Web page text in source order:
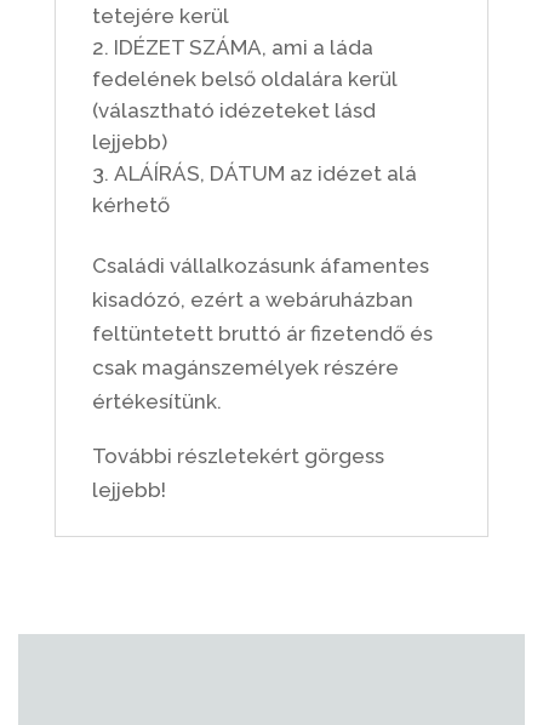
tetejére kerül
IDÉZET SZÁMA, ami a láda
fedelének belső oldalára kerül
(választható idézeteket lásd
lejjebb)
ALÁÍRÁS, DÁTUM az idézet alá
kérhető
Családi vállalkozásunk áfamentes
kisadózó, ezért a webáruházban
feltüntetett bruttó ár fizetendő és
csak magánszemélyek részére
értékesítünk.
További részletekért görgess
lejjebb!